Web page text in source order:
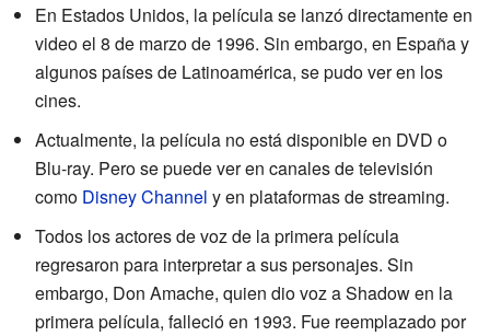
En Estados Unidos, la película se lanzó directamente en
video el 8 de marzo de 1996. Sin embargo, en España y
algunos países de Latinoamérica, se pudo ver en los
cines.
Actualmente, la película no está disponible en DVD o
Blu-ray. Pero se puede ver en canales de televisión
como Disney Channel y en plataformas de streaming.
Todos los actores de voz de la primera película
regresaron para interpretar a sus personajes. Sin
embargo, Don Amache, quien dio voz a Shadow en la
primera película, falleció en 1993. Fue reemplazado por